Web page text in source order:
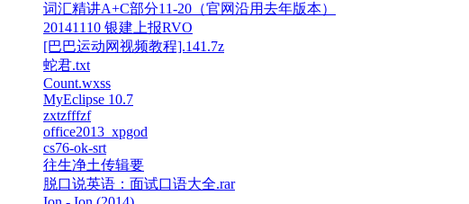
词汇精讲A+C部分11-20（官网沿用去年版本）
20141110 银建上报RVO
[巴巴运动网视频教程].141.7z
蛇君.txt
Count.wxss
MyEclipse 10.7
zxtzfffzf
office2013_xpgod
cs76-ok-srt
往生净土传辑要
脱口说英语：面试口语大全.rar